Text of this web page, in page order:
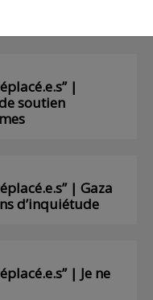
|
soutien
| Gaza
d’inquiétude
| Je ne